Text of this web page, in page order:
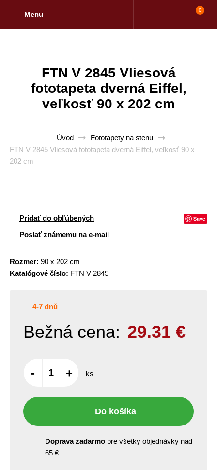
Menu
0
FTN V 2845 Vliesová
fototapeta dverná Eiffel,
veľkosť 90 x 202 cm
Úvod
Fototapety na stenu
FTN V 2845 Vliesová fototapeta dverná Eiffel, veľkosť 90 x
202 cm
Pridať do obľúbených Save
Poslať známemu na e-mail
Rozmer: 90 x 202 cm
Katalógové číslo: FTN V 2845
4-7 dnů
Bežná cena: 29.31 €
- + ks
Do košíka
Doprava zadarmo pre všetky objednávky nad
65 €